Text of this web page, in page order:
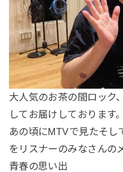
大人気のお茶の間ロック
してお届けしております。
あの頃にMTVで見たそし
をリスナーのみなさんの
青春の思い出